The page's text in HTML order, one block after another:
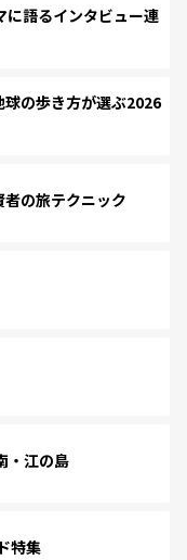
に語るインタビュー連
の歩き方が選ぶ2026
の旅テクニック
・江の島
特集